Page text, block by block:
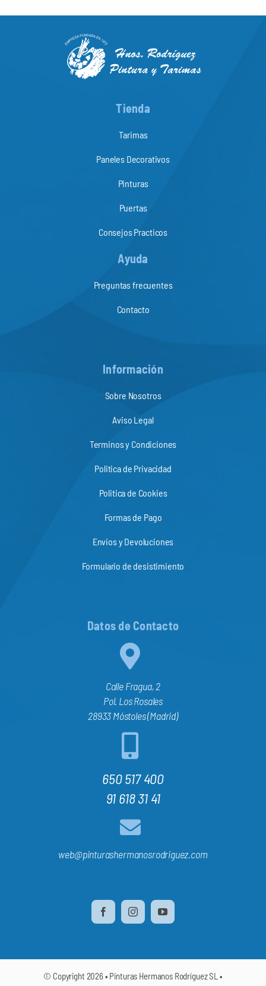
Tienda
Tarimas
Paneles Decorativos
Pinturas
Puertas
Consejos Practicos
Ayuda
Preguntas frecuentes
Contacto
Información
Sobre Nosotros
Aviso Legal
Terminos y Condiciones
Politica de Privacidad
Politica de Cookies
Formas de Pago
Envios y Devoluciones
Formulario de desistimiento
Datos de Contacto
Calle Fragua, 2
Pol. Los Rosales
28933 Móstoles (Madrid)
650 517 400
91 618 31 41
web@pinturashermanosrodriguez.com
© Copyright 2026 • Pinturas Hermanos Rodríguez SL •